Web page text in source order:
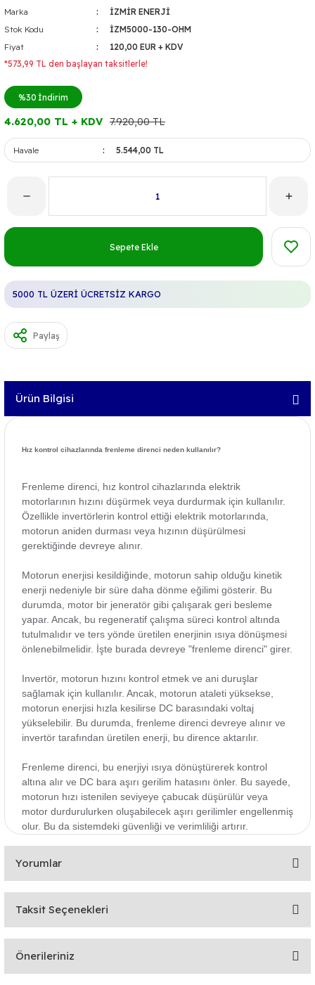
Marka
İZMİR ENERJİ
Stok Kodu
İZM5000-130-OHM
Fiyat
120,00 EUR + KDV
*573,99 TL den başlayan taksitlerle!
%30 İndirim
4.620,00 TL + KDV 7.920,00 TL
Havale 5.544,00 TL
Sepete Ekle
5000 TL ÜZERİ ÜCRETSİZ KARGO
Paylaş
Ürün Bilgisi
Hız kontrol cihazlarında frenleme direnci neden kullanılır?
Frenleme direnci, hız kontrol cihazlarında elektrik
motorlarının hızını düşürmek veya durdurmak için kullanılır.
Özellikle invertörlerin kontrol ettiği elektrik motorlarında,
motorun aniden durması veya hızının düşürülmesi
gerektiğinde devreye alınır.
Motorun enerjisi kesildiğinde, motorun sahip olduğu kinetik
enerji nedeniyle bir süre daha dönme eğilimi gösterir. Bu
durumda, motor bir jeneratör gibi çalışarak geri besleme
yapar. Ancak, bu regeneratif çalışma süreci kontrol altında
tutulmalıdır ve ters yönde üretilen enerjinin ısıya dönüşmesi
önlenebilmelidir. İşte burada devreye "frenleme direnci" girer.
Invertör, motorun hızını kontrol etmek ve ani duruşlar
sağlamak için kullanılır. Ancak, motorun ataleti yüksekse,
motorun enerjisi hızla kesilirse DC barasındaki voltaj
yükselebilir. Bu durumda, frenleme direnci devreye alınır ve
invertör tarafından üretilen enerji, bu dirence aktarılır.
Frenleme direnci, bu enerjiyi ısıya dönüştürerek kontrol
altına alır ve DC bara aşırı gerilim hatasını önler. Bu sayede,
motorun hızı istenilen seviyeye çabucak düşürülür veya
motor durdurulurken oluşabilecek aşırı gerilimler engellenmiş
olur. Bu da sistemdeki güvenliği ve verimliliği artırır.
Yorumlar
Bu ürüne ilk yorumu siz yapın!
Taksit Seçenekleri
Önerileriniz